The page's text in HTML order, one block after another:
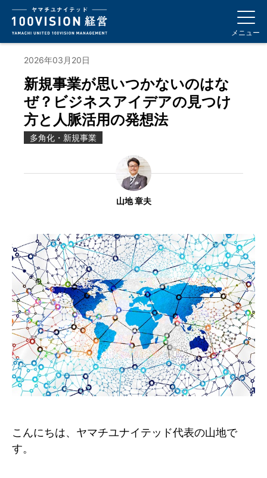
メニュー
2026年03月20日
新規事業が思いつかないのはな
ぜ？ビジネスアイデアの見つけ
方と人脈活用の発想法
多角化・新規事業
山地 章夫
こんにちは、ヤマチユナイテッド代表の山地で
す。